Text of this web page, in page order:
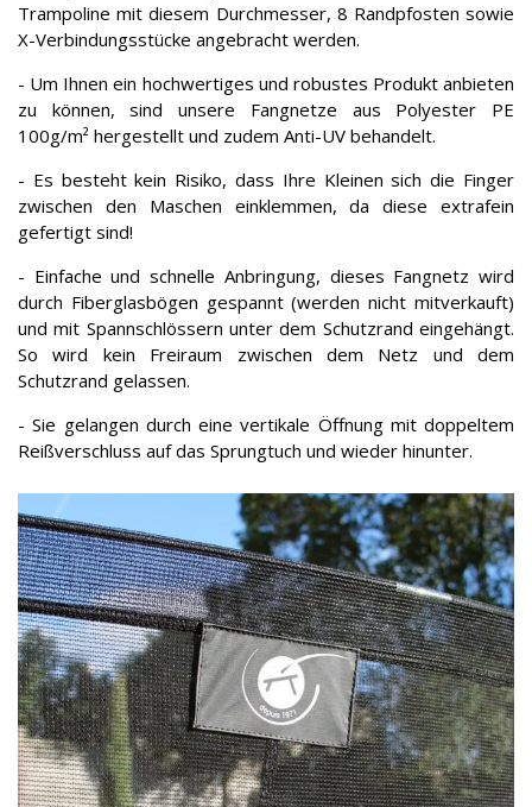
Trampoline mit diesem Durchmesser, 8 Randpfosten sowie
X-Verbindungsstücke angebracht werden.
- Um Ihnen ein hochwertiges und robustes Produkt anbieten
zu können, sind unsere Fangnetze aus Polyester PE
100g/m² hergestellt und zudem Anti-UV behandelt.
- Es besteht kein Risiko, dass Ihre Kleinen sich die Finger
zwischen den Maschen einklemmen, da diese extrafein
gefertigt sind!
- Einfache und schnelle Anbringung, dieses Fangnetz wird
durch Fiberglasbögen gespannt (werden nicht mitverkauft)
und mit Spannschlössern unter dem Schutzrand eingehängt.
So wird kein Freiraum zwischen dem Netz und dem
Schutzrand gelassen.
- Sie gelangen durch eine vertikale Öffnung mit doppeltem
Reißverschluss auf das Sprungtuch und wieder hinunter.